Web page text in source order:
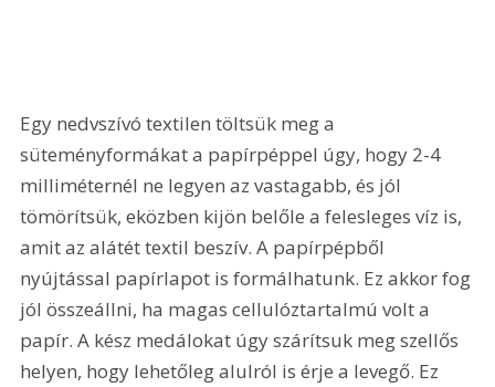
Egy nedvszívó textilen töltsük meg a
süteményformákat a papírpéppel úgy, hogy 2-4
milliméternél ne legyen az vastagabb, és jól
tömörítsük, eközben kijön belőle a felesleges víz is,
amit az alátét textil beszív. A papírpépből
nyújtással papírlapot is formálhatunk. Ez akkor fog
jól összeállni, ha magas cellulóztartalmú volt a
papír. A kész medálokat úgy szárítsuk meg szellős
helyen, hogy lehetőleg alulról is érje a levegő. Ez